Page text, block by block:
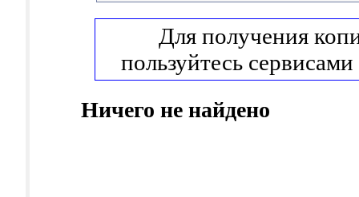
Для получения
пользуйтесь сервисами
Ничего не найдено